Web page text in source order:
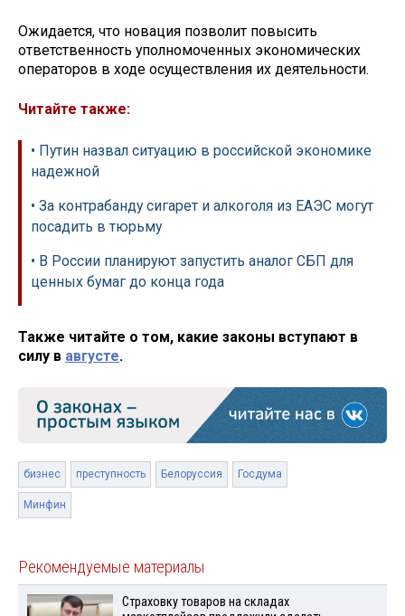
Ожидается, что новация позволит повысить
ответственность уполномоченных экономических
операторов в ходе осуществления их деятельности.
Читайте также:
• Путин назвал ситуацию в российской экономике
надежной
• За контрабанду сигарет и алкоголя из ЕАЭС могут
посадить в тюрьму
• В России планируют запустить аналог СБП для
ценных бумаг до конца года
Также читайте о том, какие законы вступают в
силу в августе.
бизнес преступность Белоруссия Госдума
Минфин
Рекомендуемые материалы
Страховку товаров на складах